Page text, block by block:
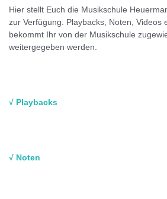
Hier stellt Euch die Musikschule
zur Verfügung. Playbacks, Noten, Videos
bekommt Ihr von der Musikschule
weitergegeben werden.
√ Playbacks
√ Noten